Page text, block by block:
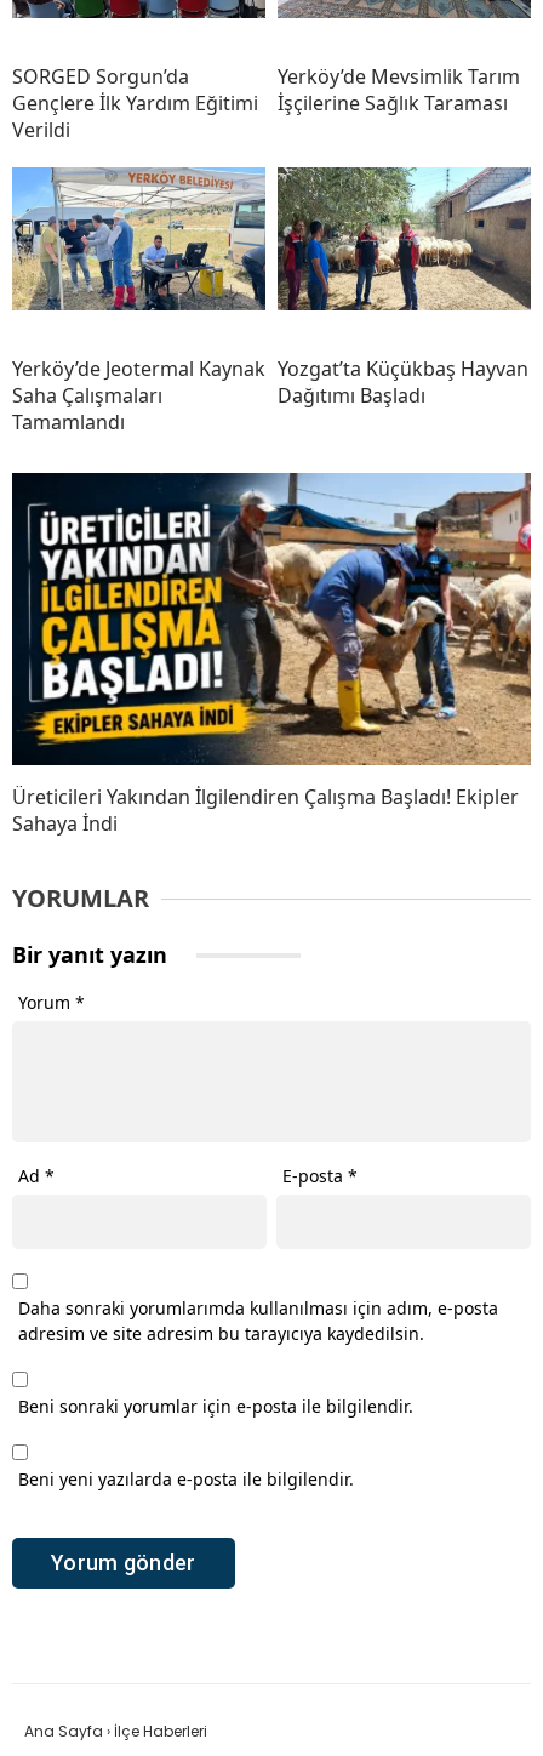
SORGED Sorgun’da
Gençlere İlk Yardım Eğitimi
Verildi
Yerköy’de Mevsimlik Tarım
İşçilerine Sağlık Taraması
Yerköy’de Jeotermal Kaynak
Saha Çalışmaları
Tamamlandı
Yozgat’ta Küçükbaş Hayvan
Dağıtımı Başladı
Üreticileri Yakından İlgilendiren Çalışma Başladı! Ekipler
Sahaya İndi
YORUMLAR
Bir yanıt yazın
Yorum *
Ad * E-posta*
Daha sonraki yorumlarımda kullanılması için adım, e-posta
adresim ve site adresim bu tarayıcıya kaydedilsin.
Beni sonraki yorumlar için e-posta ile bilgilendir.
Beni yeni yazılarda e-posta ile bilgilendir.
Ana Sayfa › İlçe Haberleri